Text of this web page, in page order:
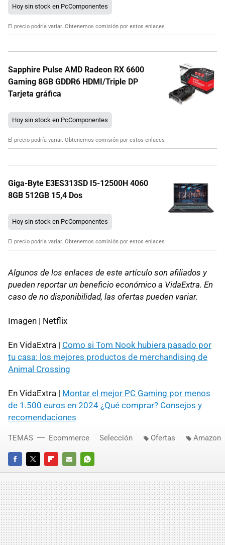
Hoy sin stock en PcComponentes
El precio podría variar. Obtenemos comisión por estos enlaces
Sapphire Pulse AMD Radeon RX 6600
Gaming 8GB GDDR6 HDMI/Triple DP
Tarjeta gráfica
Hoy sin stock en PcComponentes
El precio podría variar. Obtenemos comisión por estos enlaces
Giga-Byte E3ES313SD I5-12500H 4060
8GB 512GB 15,4 Dos
Hoy sin stock en PcComponentes
El precio podría variar. Obtenemos comisión por estos enlaces
Algunos de los enlaces de este artículo son afiliados y
pueden reportar un beneficio económico a VidaExtra. En
caso de no disponibilidad, las ofertas pueden variar.
Imagen | Netflix
En VidaExtra | Como si Tom Nook hubiera pasado por
tu casa: los mejores productos de merchandising de
Animal Crossing
En VidaExtra | Montar el mejor PC Gaming por menos
de 1.500 euros en 2024 ¿Qué comprar? Consejos y
recomendaciones
FACEBOOKTWITTERFLIPBOARD
E-
MAIL
WHATSAPP
TEMAS Ecommerce Selección Ofertas Amazon